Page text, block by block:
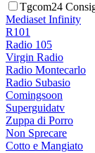
Tgcom24
Mediaset Infinity
R101
Radio 105
Virgin Radio
Radio Montecarlo
Radio Subasio
Comingsoon
Superguidatv
Zuppa di Porro
Non Sprecare
Cotto e Mangiato